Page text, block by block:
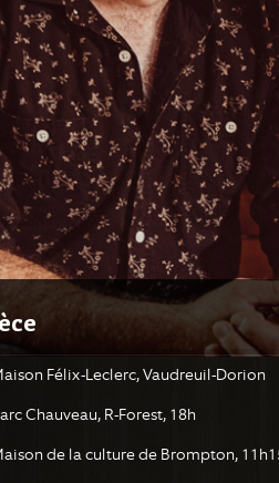
Félix-Leclerc, Vaudreuil-Dorion
Chauveau, R-Forest, 18h
de la culture de Brompton,